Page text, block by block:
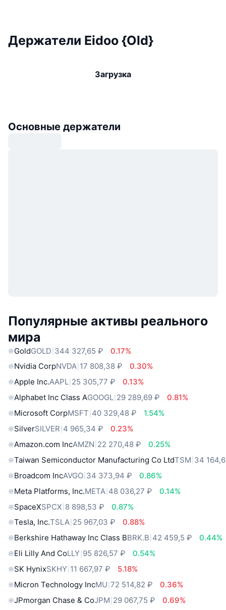
Держатели Eidoo {Old}
Загрузка
Основные держатели
Популярные активы реального
мира
GoldGOLD 344 327,65 ₽
0.17%
Nvidia CorpNVDA 17 808,38 ₽
0.30%
Apple Inc.AAPL 25 305,77 ₽
0.13%
Alphabet Inc Class AGOOGL 29 289,69 ₽
0.81%
Microsoft CorpMSFT 40 329,48 ₽
1.54%
SilverSILVER 4 965,34 ₽
0.23%
Amazon.com IncAMZN 22 270,48 ₽
0.25%
Taiwan Semiconductor Manufacturing Co LtdTSM 34
Broadcom IncAVGO 34 373,94 ₽
0.86%
Meta Platforms, Inc.META 48 036,27 ₽
0.14%
SpaceXSPCX 8 898,53 ₽
0.87%
Tesla, Inc.TSLA 25 967,03 ₽
0.88%
Berkshire Hathaway Inc Class BBRK.B 42 459,5 ₽
0.44%
Eli Lilly And CoLLY 95 826,57 ₽
0.54%
SK HynixSKHY 11 667,97 ₽
5.18%
Micron Technology IncMU 72 514,82 ₽
0.36%
JPmorgan Chase & CoJPM 29 067,75 ₽
0.69%